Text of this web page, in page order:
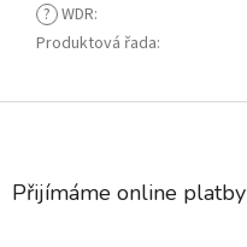
? WDR:
Produktová řada:
Z
Přijímáme online platby